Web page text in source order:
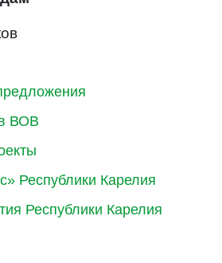
ВОВ
Республики Карелия
Республики Карелия